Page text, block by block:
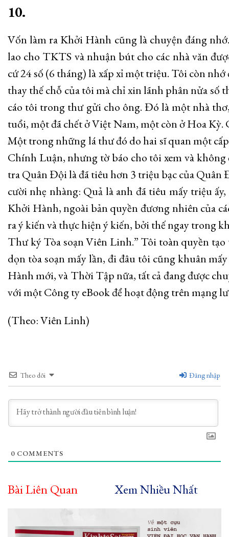
10.
Vốn làm ra Khởi Hành cũng là chuyện đáng
lao cho TKTS và nhuận bút cho các nhà văn
cứ 24 số (6 tháng) là xấp xỉ một triệu. Tôi còn
thay thế chỗ của tôi mà chỉ xin lãnh phân nửa số
cáo tôi trong thư gửi cho ông. Đó là một nhà
tuổi, một đã chết ở Việt Nam, một còn ở Hoa
Một trong những lá thư đó do hai sĩ quan một
Chính Luận, nhưng tờ báo cho tôi xem và
tra Quân Đội là đã tiêu hơn 3 triệu bạc của
cười nhẹ nhàng: Quả là anh đã tiêu mấy triệu
Khởi Hành, ngoài bản quyền đương nhiên của
ra ý kiến và thực hiện ý kiến, bởi thế ngay trong
Thư ký Tòa soạn Viên Linh.” Tôi toàn quyền
dọn tòa soạn mấy lần, đi đâu tôi cũng khuân
Hành mới, và Thời Tập nữa, tất cả đang được
với một Công ty eBook để hoạt động trên mạng
(Theo: Viên Linh)
Theo dõi Đăng nhập
0 COMMENTS
Bài Liên Quan Xem Nhiều Nhất